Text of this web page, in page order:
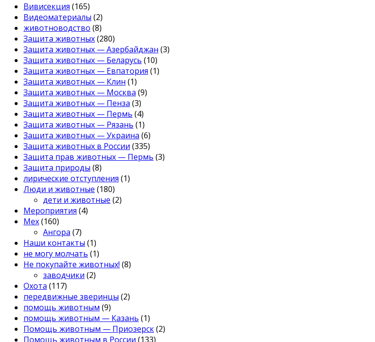
Вивисекция (165)
Видеоматериалы (2)
животноводство (8)
Защита животных(280)
Защита животных — Азербайджан (3)
Защита животных — Беларусь (10)
Защита животных — Евпатория (1)
Защита животных — Клин (1)
Защита животных — Москва (9)
Защита животных — Пенза (3)
Защита животных — Пермь (4)
Защита животных — Рязань (1)
Защита животных — Украина (6)
Защита животных в России (335)
Защита прав животных — Пермь (3)
Защита природы (8)
лирические отступления (1)
Люди и животные (180)
дети и животные (2)
Мероприятия (4)
Мех(160)
Ангора (7)
Наши контакты (1)
не могу молчать (1)
Не покупайте животных! (8)
заводчики (2)
Охота (117)
передвижные зверинцы (2)
помощь животным (9)
помощь животным — Казань (1)
Помощь животным — Приозерск(2)
Помощь животным в России (133)